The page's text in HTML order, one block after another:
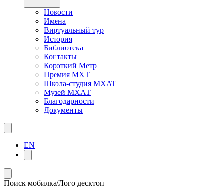
Новости
Имена
Виртуальный тур
История
Библиотека
Контакты
Короткий Метр
Премия МХТ
Школа-студия МХАТ
Музей МХАТ
Благодарности
Документы
EN
Поиск мобилка/Лого десктоп